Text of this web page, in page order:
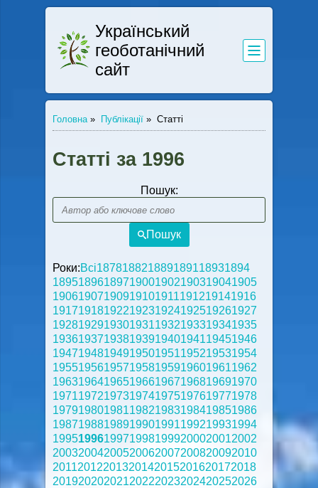
Український
геоботанічний
сайт
Головна » Публікації » Статті
Статті за 1996
Пошук:
Пошук
Роки:Всі187818821889189118931894
18951896189719001902190319041905
19061907190919101911191219141916
19171918192219231924192519261927
19281929193019311932193319341935
19361937193819391940194119451946
19471948194919501951195219531954
19551956195719581959196019611962
19631964196519661967196819691970
19711972197319741975197619771978
19791980198119821983198419851986
19871988198919901991199219931994
19951996199719981999200020012002
20032004200520062007200820092010
20112012201320142015201620172018
20192020202120222023202420252026